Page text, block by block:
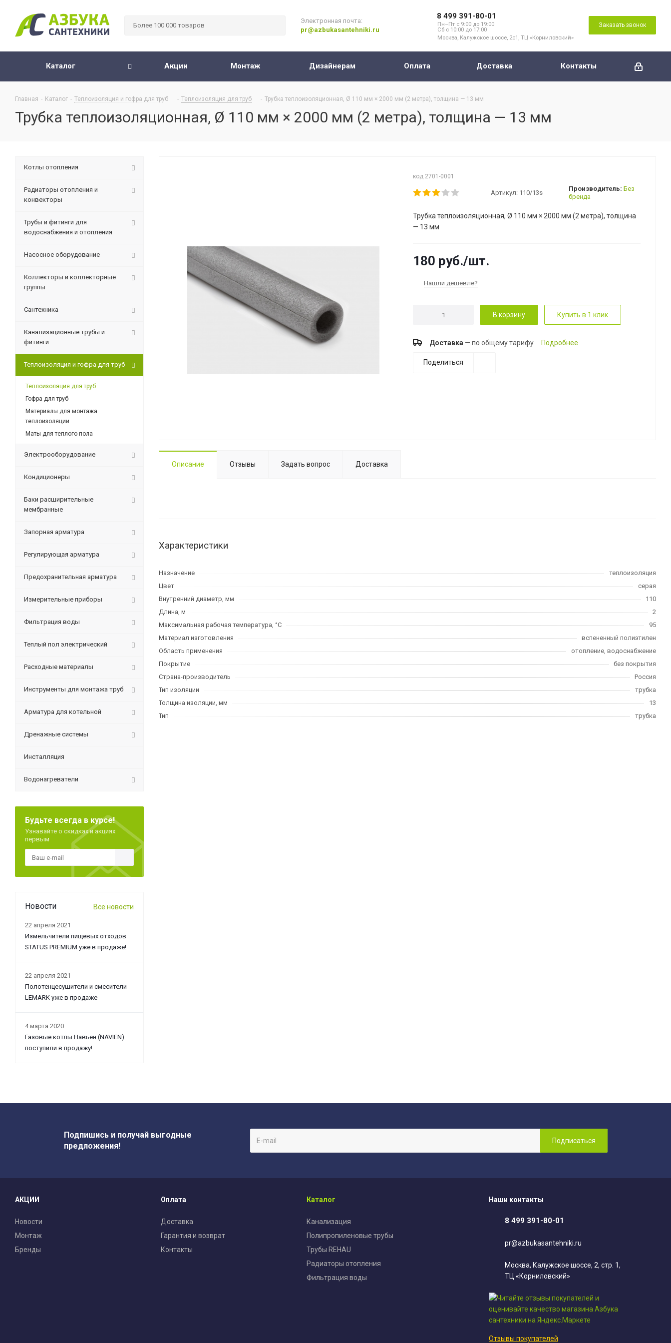
Электронная почта:
pr@azbukasantehniki.ru
8 499 391-80-01
Пн–Пт с 9:00 до 19:00
Сб с 10:00 до 17:00
Москва, Калужское шоссе, 2с1, ТЦ «Корниловский»
Заказать звонок
Каталог Акции Монтаж Дизайнерам Оплата Доставка Контакты
Главная - Каталог - Теплоизоляция и гофра для труб - Теплоизоляция для труб - Трубка теплоизоляционная, Ø 110 мм × 2000 мм (2 метра), толщина — 13 мм
Трубка теплоизоляционная, Ø 110 мм × 2000 мм (2 метра), толщина — 13 мм
код 2701-0001
Артикул: 110/13s
Производитель: Без
бренда
Трубка теплоизоляционная, Ø 110 мм × 2000 мм (2 метра), толщина
— 13 мм
180 руб./шт.
Нашли дешевле?
В корзину Купить в 1 клик
Доставка — по общему тарифу Подробнее
Поделиться
Описание Отзывы Задать вопрос Доставка
Характеристики
Назначение
теплоизоляция
Цвет
серая
Внутренний диаметр, мм
110
Длина, м
2
Максимальная рабочая температура, °C
95
Материал изготовления
вспененный полиэтилен
Область применения
отопление, водоснабжение
Покрытие
без покрытия
Страна-производитель
Россия
Тип изоляции
трубка
Толщина изоляции, мм
13
Тип
трубка
Котлы отопления
Радиаторы отопления и
конвекторы
Трубы и фитинги для
водоснабжения и отопления
Насосное оборудование
Коллекторы и коллекторные
группы
Сантехника
Канализационные трубы и
фитинги
Теплоизоляция и гофра для труб
Теплоизоляция для труб
Гофра для труб
Материалы для монтажа
теплоизоляции
Маты для теплого пола
Электрооборудование
Кондиционеры
Баки расширительные
мембранные
Запорная арматура
Регулирующая арматура
Предохранительная арматура
Измерительные приборы
Фильтрация воды
Теплый пол электрический
Расходные материалы
Инструменты для монтажа труб
Арматура для котельной
Дренажные системы
Инсталляция
Водонагреватели
Будьте всегда в курсе!
Узнавайте о скидках и акциях
первым
Новости Все новости
22 апреля 2021
Измельчители пищевых отходов
STATUS PREMIUM уже в продаже!
22 апреля 2021
Полотенцесушители и смесители
LEMARK уже в продаже
4 марта 2020
Газовые котлы Навьен (NAVIEN)
поступили в продажу!
Подпишись и получай выгодные
предложения!
АКЦИИ
Новости
Монтаж
Бренды
Оплата
Доставка
Гарантия и возврат
Контакты
Каталог
Канализация
Полипропиленовые трубы
Трубы REHAU
Радиаторы отопления
Фильтрация воды
Наши контакты
8 499 391-80-01
pr@azbukasantehniki.ru
Москва, Калужское шоссе, 2, стр. 1,
ТЦ «Корниловский»
Отзывы покупателей